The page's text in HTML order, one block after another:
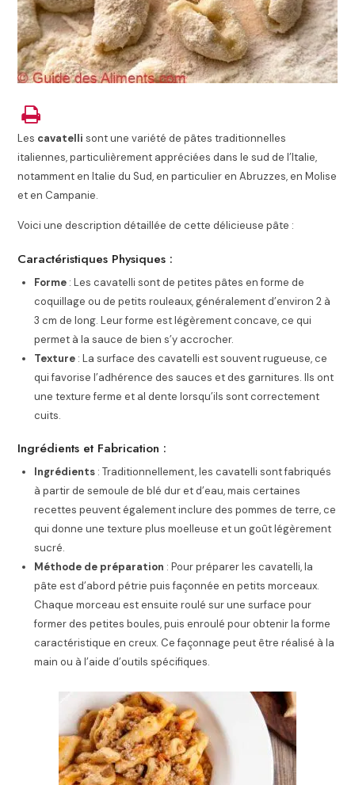
Les cavatelli sont une variété de pâtes traditionnelles
italiennes, particulièrement appréciées dans le sud de l’Italie,
notamment en Italie du Sud, en particulier en Abruzzes, en Molise
et en Campanie.
Voici une description détaillée de cette délicieuse pâte :
Caractéristiques Physiques :
Forme : Les cavatelli sont de petites pâtes en forme de
coquillage ou de petits rouleaux, généralement d’environ 2 à
3 cm de long. Leur forme est légèrement concave, ce qui
permet à la sauce de bien s’y accrocher.
Texture : La surface des cavatelli est souvent rugueuse, ce
qui favorise l’adhérence des sauces et des garnitures. Ils ont
une texture ferme et al dente lorsqu’ils sont correctement
cuits.
Ingrédients et Fabrication :
Ingrédients : Traditionnellement, les cavatelli sont fabriqués
à partir de semoule de blé dur et d’eau, mais certaines
recettes peuvent également inclure des pommes de terre, ce
qui donne une texture plus moelleuse et un goût légèrement
sucré.
Méthode de préparation : Pour préparer les cavatelli, la
pâte est d’abord pétrie puis façonnée en petits morceaux.
Chaque morceau est ensuite roulé sur une surface pour
former des petites boules, puis enroulé pour obtenir la forme
caractéristique en creux. Ce façonnage peut être réalisé à la
main ou à l’aide d’outils spécifiques.